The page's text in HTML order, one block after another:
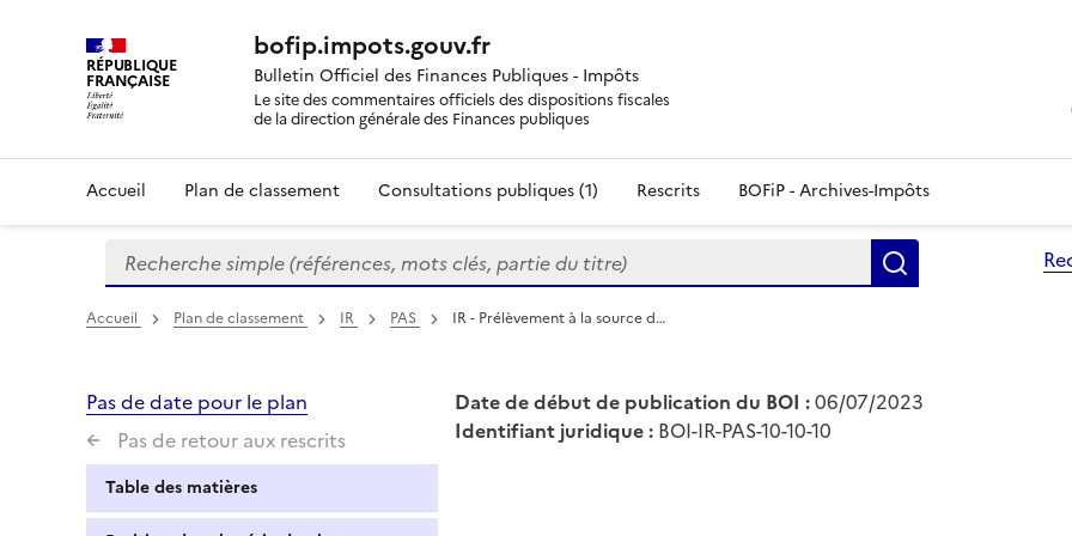
RÉPUBLIQUE
FRANÇAISE
bofip.impots.gouv.fr
Bulletin Officiel des Finances Publiques - Impôts
Le site des commentaires officiels des dispositions fiscales
de la direction générale des Finances publiques
Accueil Plan de classement Consultations publiques (1) Rescrits BOFiP - Archives-Impôts
Formulaire
de
recherche
Recherche simple (références, mots clés, partie du titre)
Accueil Plan de classement IR PAS IR - Prélèvement à la source d…
Pas de date pour le plan
Pas de retour aux rescrits
Table des matières
Date de début de publication du BOI :06/07/2023
Identifiant juridique : BOI-IR-PAS-10-10-10